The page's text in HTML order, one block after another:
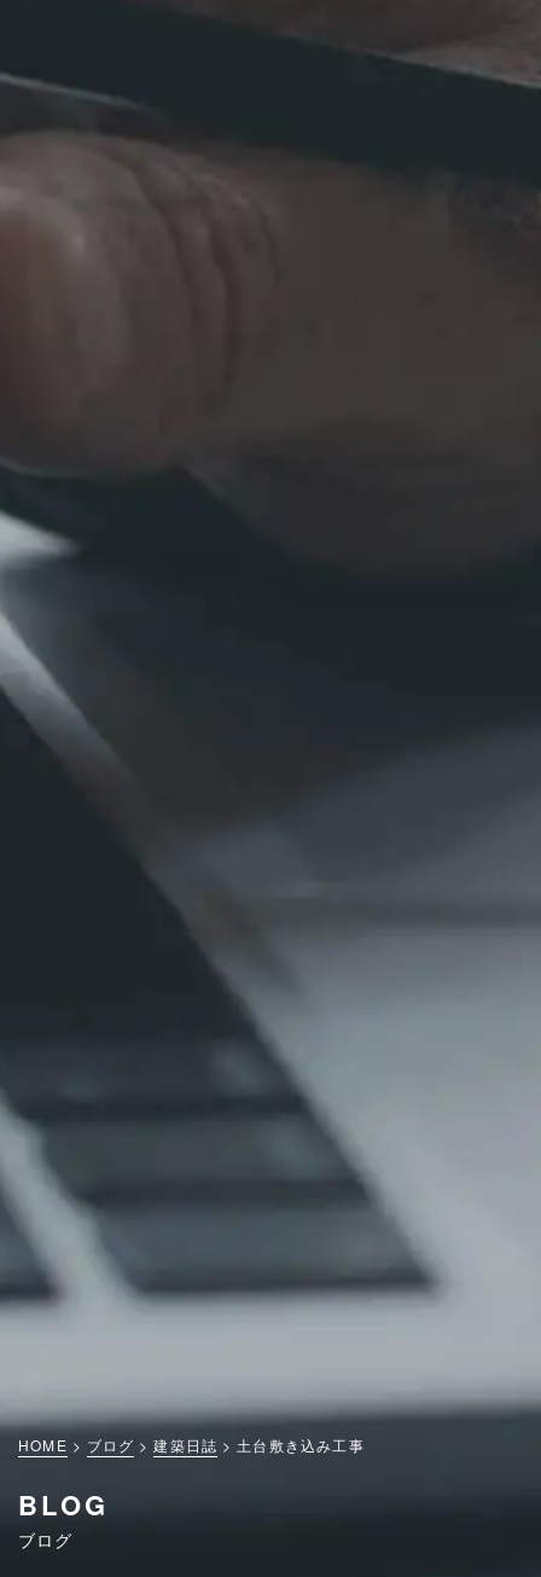
HOME ブログ 建築日誌 土台敷き込み工事
BLOG
ブログ